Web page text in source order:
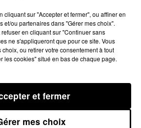
14 sec
DU 14/01/2025 À 12H00
cliquant sur "Accepter et fermer", ou affiner en
et/ou partenaires dans "Gérer mes choix".
en cliquant sur "Continuer sans
ne s'appliqueront que pour ce site. Vous
ou retirer votre consentement à tout
les cookies" situé en bas de chaque page.
mes choix
et fermer